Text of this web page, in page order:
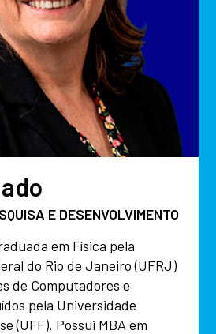
E DESENVOLVIMENTO
em Física pela
do Rio de Janeiro (UFRJ)
de Computadores e
pela Universidade
(UFF). Possui MBA em